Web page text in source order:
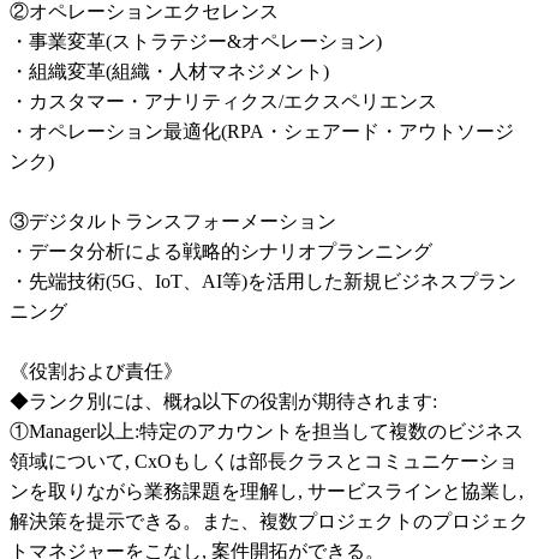
②オペレーションエクセレンス
・事業変革(ストラテジー&オペレーション)
・組織変革(組織・人材マネジメント)
・カスタマー・アナリティクス/エクスペリエンス
・オペレーション最適化(RPA・シェアード・アウトソージ
ンク)
③デジタルトランスフォーメーション
・データ分析による戦略的シナリオプランニング
・先端技術(5G、IoT、AI等)を活用した新規ビジネスプラン
ニング
《役割および責任》
◆ランク別には、概ね以下の役割が期待されます:
①Manager以上:特定のアカウントを担当して複数のビジネス
領域について, CxOもしくは部長クラスとコミュニケーショ
ンを取りながら業務課題を理解し, サービスラインと協業し,
解決策を提示できる。また、複数プロジェクトのプロジェク
トマネジャーをこなし, 案件開拓ができる。